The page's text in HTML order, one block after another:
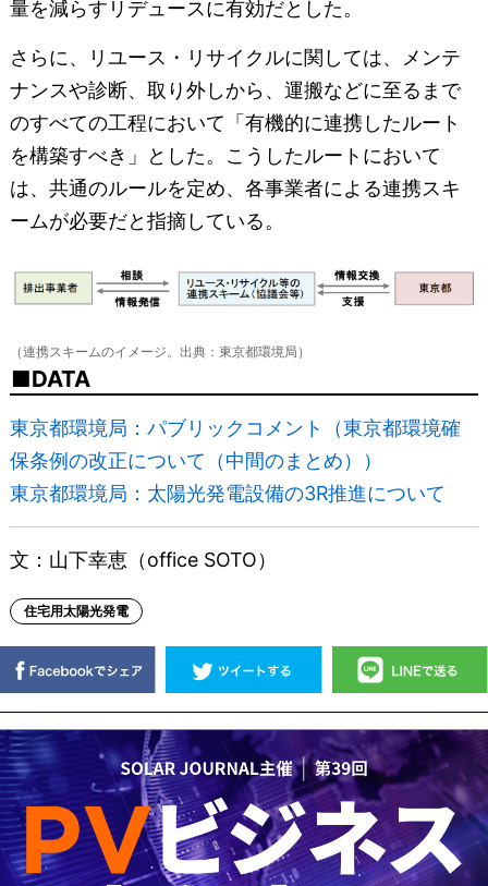
量を減らすリデュースに有効だとした。
さらに、リユース・リサイクルに関しては、メンテ
ナンスや診断、取り外しから、運搬などに至るまで
のすべての工程において「有機的に連携したルート
を構築すべき」とした。こうしたルートにおいて
は、共通のルールを定め、各事業者による連携スキ
ームが必要だと指摘している。
（連携スキームのイメージ。出典：東京都環境局）
DATA
東京都環境局：パブリックコメント（東京都環境確
保条例の改正について（中間のまとめ））
東京都環境局：太陽光発電設備の3R推進について
文：山下幸恵（office SOTO）
住宅用太陽光発電